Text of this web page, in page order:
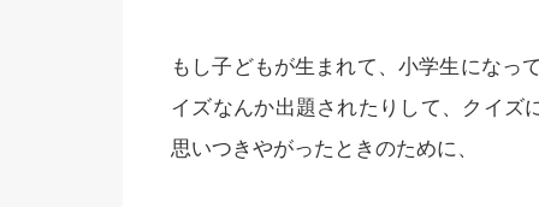
もし子どもが生まれて、小学生になっ
イズなんか出題されたりして、クイズ
思いつきやがったときのために、